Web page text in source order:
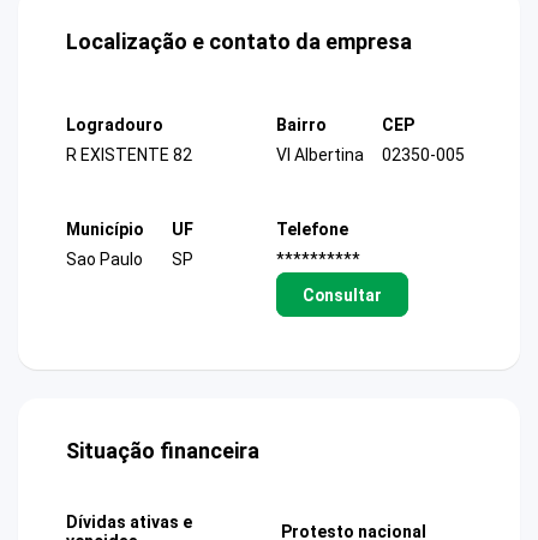
Localização e contato da empresa
Logradouro
R EXISTENTE 82
Bairro
Vl Albertina
CEP
02350-005
Município
Sao Paulo
UF
SP
Telefone
**********
Consultar
Situação financeira
Dívidas ativas e
Protesto nacional